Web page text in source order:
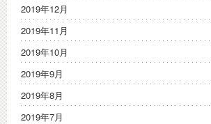
2019年12月
2019年11月
2019年10月
2019年9月
2019年8月
2019年7月